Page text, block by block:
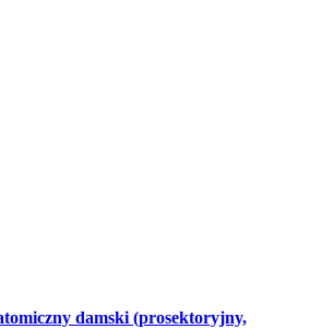
damski (prosektoryjny,